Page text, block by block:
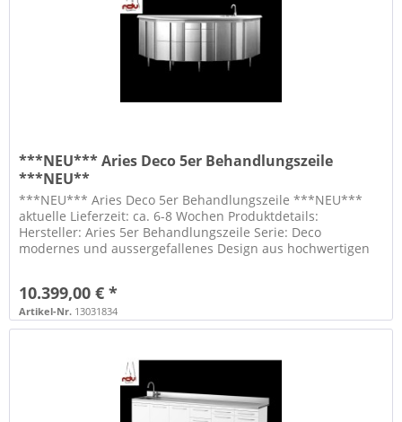
***NEU*** Aries Deco 5er Behandlungszeile
***NEU**
***NEU*** Aries Deco 5er Behandlungszeile ***NEU***
aktuelle Lieferzeit: ca. 6-8 Wochen Produktdetails:
Hersteller: Aries 5er Behandlungszeile Serie: Deco
modernes und aussergefallenes Design aus hochwertigen
10.399,00 € *
Artikel-Nr. 13031834